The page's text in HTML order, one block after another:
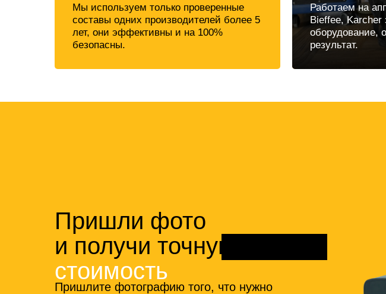
Мы используем только проверенные
составы одних производителей более 5
лет, они эффективны и на 100%
безопасны.
Работаем на
Bieffee, Karcher
оборудование,
результат.
Пришлите фотографию того, что нужно
Пришли фото
и получи точную
стоимость